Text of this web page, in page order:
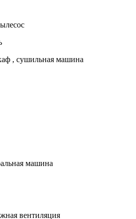
, сушильная машина
машина
вентиляция